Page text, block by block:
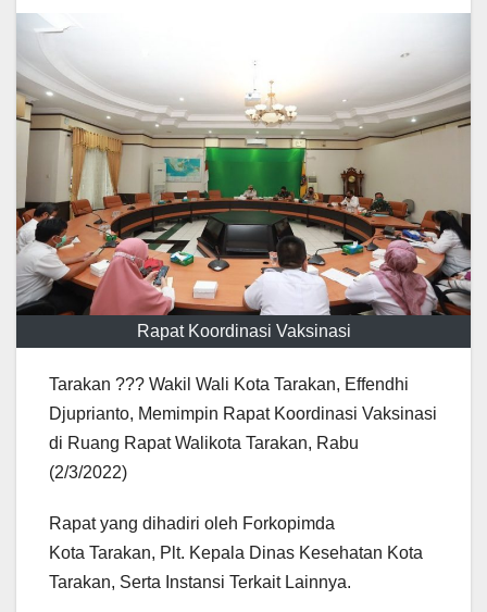
Rapat Koordinasi Vaksinasi
Tarakan ??? Wakil Wali Kota Tarakan, Effendhi
Djuprianto, Memimpin Rapat Koordinasi Vaksinasi
di Ruang Rapat Walikota Tarakan, Rabu
(2/3/2022)
Rapat yang dihadiri oleh Forkopimda
Kota Tarakan, Plt. Kepala Dinas Kesehatan Kota
Tarakan, Serta Instansi Terkait Lainnya.